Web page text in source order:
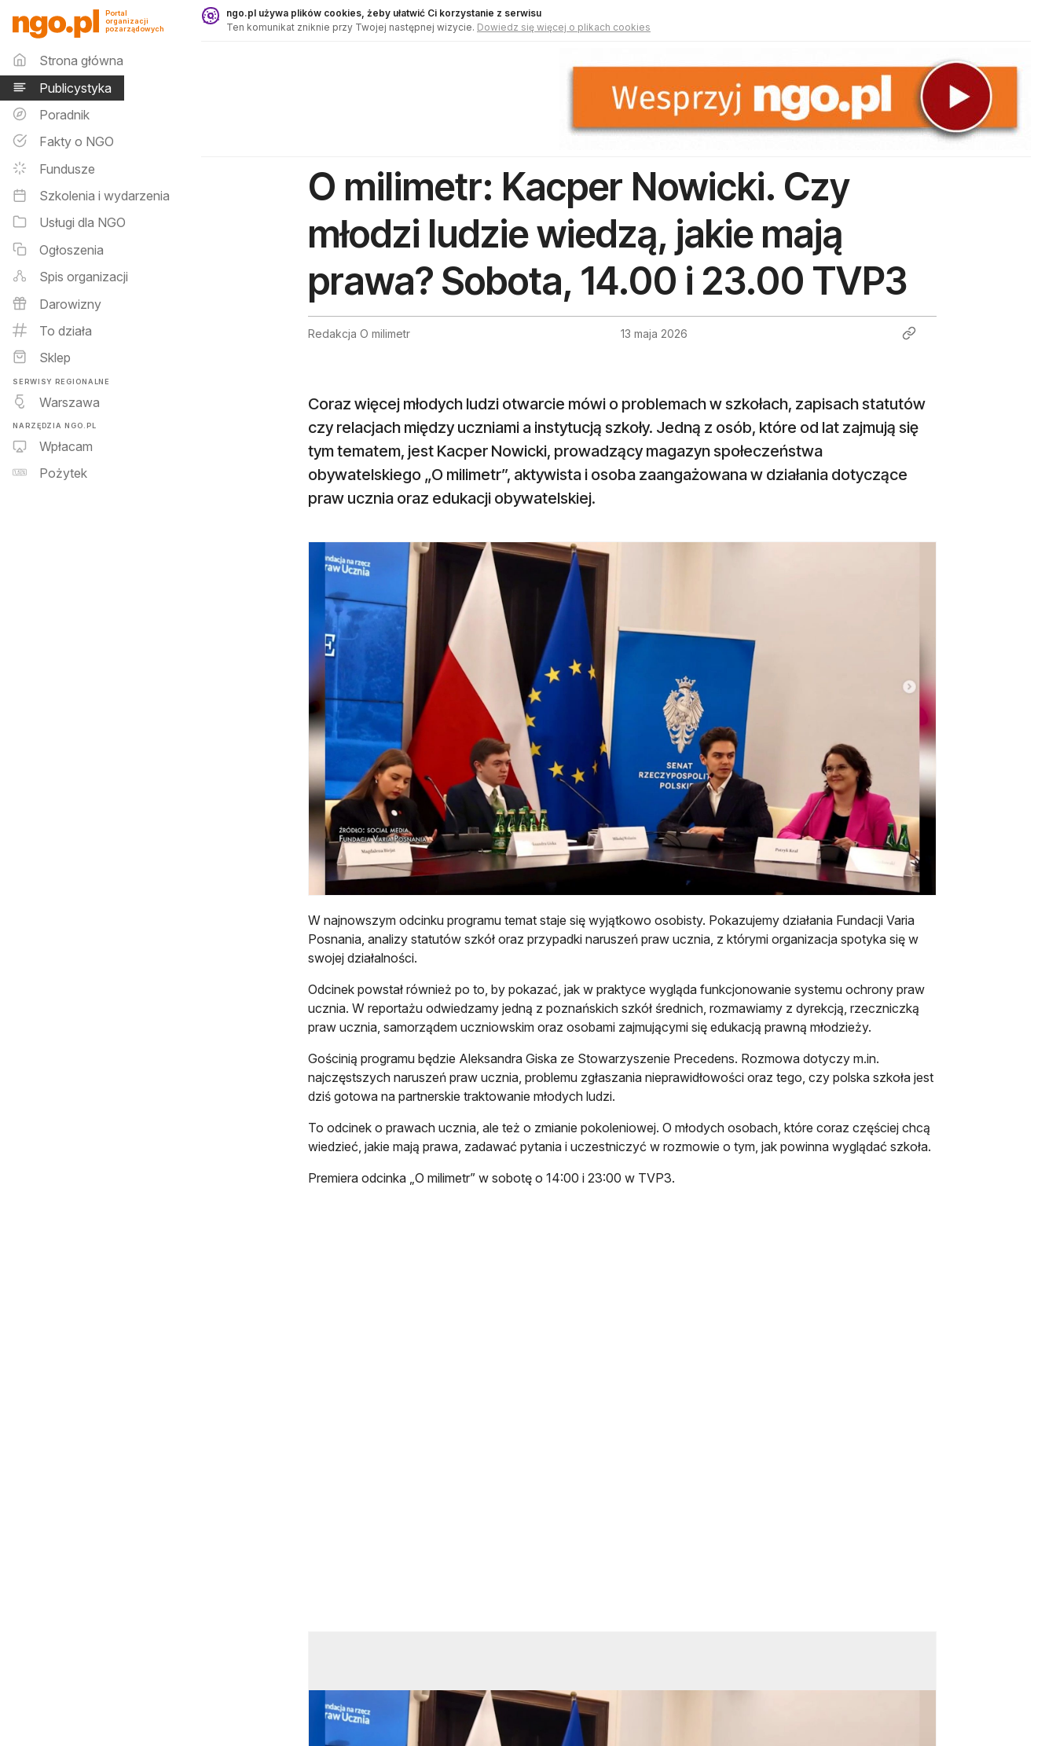
Publicystyka - ngo.pl
Portal
organizacji
pozarządowych
Menu główne
Strona główna
Publicystyka
Poradnik
Fakty o NGO
Fundusze
Szkolenia i wydarzenia
Usługi dla NGO
Ogłoszenia
Spis organizacji
Darowizny
To działa
Sklep
SERWISY REGIONALNE
Warszawa
NARZĘDZIA NGO.PL
Wpłacam
Pożytek
ngo.pl używa plików cookies, żeby ułatwić Ci korzystanie z serwisu
Ten komunikat zniknie przy Twojej następnej wizycie. Dowiedz się więcej o plikach cookies
O milimetr: Kacper Nowicki. Czy
młodzi ludzie wiedzą, jakie mają
prawa? Sobota, 14.00 i 23.00 TVP3
Redakcja O milimetr 13 maja 2026
Coraz więcej młodych ludzi otwarcie mówi o problemach w szkołach, zapisach statutów
czy relacjach między uczniami a instytucją szkoły. Jedną z osób, które od lat zajmują się
tym tematem, jest Kacper Nowicki, prowadzący magazyn społeczeństwa
obywatelskiego „O milimetr”, aktywista i osoba zaangażowana w działania dotyczące
praw ucznia oraz edukacji obywatelskiej.
W najnowszym odcinku programu temat staje się wyjątkowo osobisty. Pokazujemy działania Fundacji Varia
Posnania, analizy statutów szkół oraz przypadki naruszeń praw ucznia, z którymi organizacja spotyka się w
swojej działalności.
Odcinek powstał również po to, by pokazać, jak w praktyce wygląda funkcjonowanie systemu ochrony praw
ucznia. W reportażu odwiedzamy jedną z poznańskich szkół średnich, rozmawiamy z dyrekcją, rzeczniczką
praw ucznia, samorządem uczniowskim oraz osobami zajmującymi się edukacją prawną młodzieży.
Gościnią programu będzie Aleksandra Giska ze Stowarzyszenie Precedens. Rozmowa dotyczy m.in.
najczęstszych naruszeń praw ucznia, problemu zgłaszania nieprawidłowości oraz tego, czy polska szkoła jest
dziś gotowa na partnerskie traktowanie młodych ludzi.
To odcinek o prawach ucznia, ale też o zmianie pokoleniowej. O młodych osobach, które coraz częściej chcą
wiedzieć, jakie mają prawa, zadawać pytania i uczestniczyć w rozmowie o tym, jak powinna wyglądać szkoła.
Premiera odcinka „O milimetr” w sobotę o 14:00 i 23:00 w TVP3.